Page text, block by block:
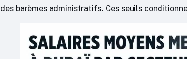
des barèmes administratifs. Ces seuils